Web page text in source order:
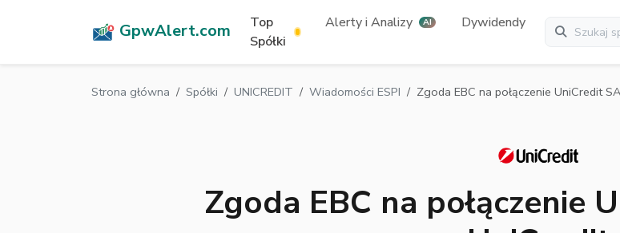
GpwAlert.com
Top
Spółki
Alerty i Analizy AI Dywidendy
Strona główna Spółki UNICREDIT Wiadomości ESPI Zgoda EBC na połączenie UniCredit
Zgoda EBC na połączenie